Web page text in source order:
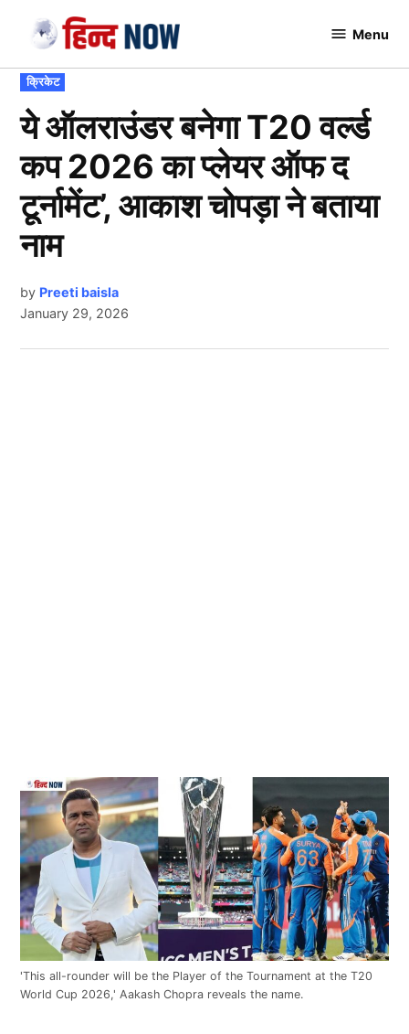
content
Menu
POSTED
IN
क्रिकेट
ये ऑलराउंडर बनेगा T20 वर्ल्ड
कप 2026 का प्लेयर ऑफ द
टूर्नामेंट’, आकाश चोपड़ा ने बताया
नाम
by Preeti baisla
January 29, 2026
'This all-rounder will be the Player of the Tournament at the T20
World Cup 2026,' Aakash Chopra reveals the name.